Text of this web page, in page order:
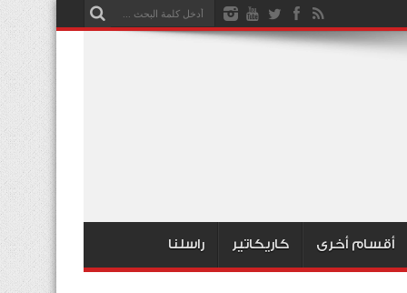
أقسام أخرى كاريكاتير راسلنا